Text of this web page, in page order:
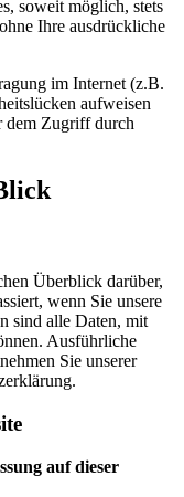
soweit möglich, stets
Ihre ausdrückliche
im Internet (z.B.
aufweisen
dem Zugriff durch
Überblick darüber,
wenn Sie unsere
sind alle Daten, mit
Ausführliche
Sie unserer
auf dieser